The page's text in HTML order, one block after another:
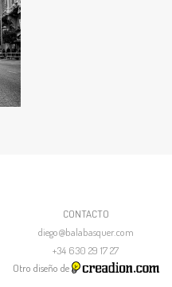
CONTACTO
diego@balabasquer.com
+34 630 29 17 27
Otro diseño de